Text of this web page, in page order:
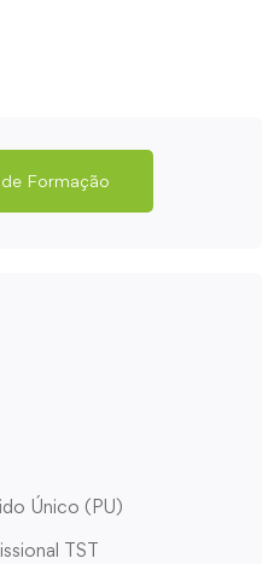
Formação
Único (PU)
TST